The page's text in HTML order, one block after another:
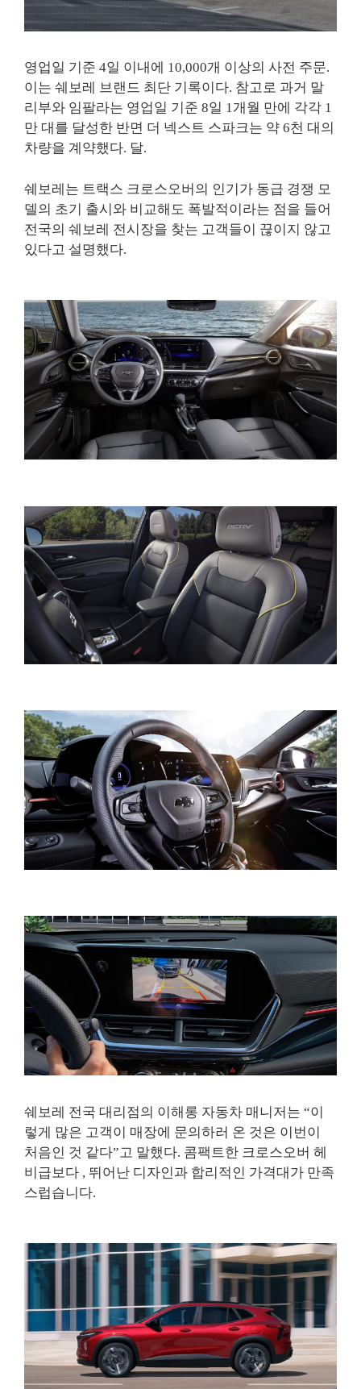
영업일 기준 4일 이내에 10,000개 이상의 사전 주문.
이는 쉐보레 브랜드 최단 기록이다. 참고로 과거 말
리부와 임팔라는 영업일 기준 8일 1개월 만에 각각 1
만 대를 달성한 반면 더 넥스트 스파크는 약 6천 대의
차량을 계약했다. 달.
쉐보레는 트랙스 크로스오버의 인기가 동급 경쟁 모
델의 초기 출시와 비교해도 폭발적이라는 점을 들어
전국의 쉐보레 전시장을 찾는 고객들이 끊이지 않고
있다고 설명했다.
쉐보레 전국 대리점의 이해롱 자동차 매니저는 “이
렇게 많은 고객이 매장에 문의하러 온 것은 이번이
처음인 것 같다”고 말했다. 콤팩트한 크로스오버 헤
비급보다 , 뛰어난 디자인과 합리적인 가격대가 만족
스럽습니다.